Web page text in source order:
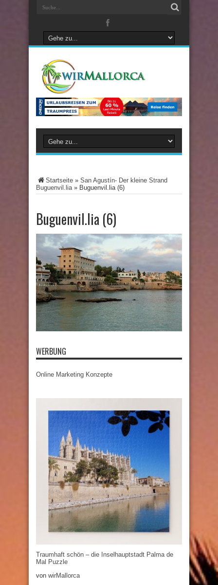
Startseite » San Agustín- Der kleine Strand
Buguenvil.lia» Buguenvil.lia (6)
Buguenvil.lia (6)
WERBUNG
Online Marketing Konzepte
Traumhaft schön – die Inselhauptstadt Palma de
Mal Puzzle
von wirMallorca